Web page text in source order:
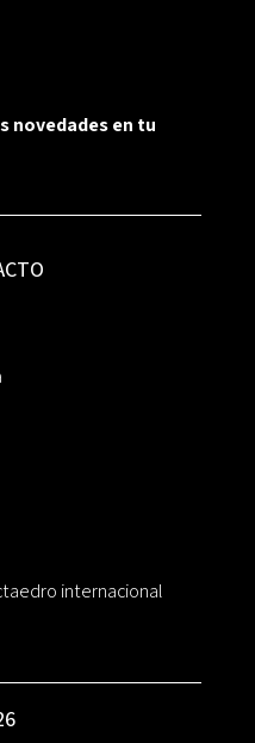
novedades en tu
internacional